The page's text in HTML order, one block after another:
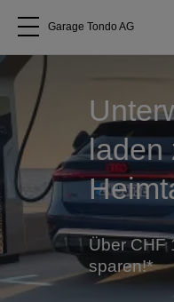
Alle Modelle
Über uns
Audi kaufen
Service & Reparatur
Audi Original Zubehör
Garage Tondo AG
laden
Über CHF
sparen!*